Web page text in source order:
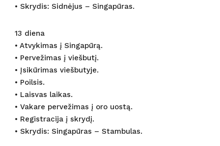
• Skrydis: Sidnėjus – Singapūras.
13 diena
• Atvykimas į Singapūrą.
• Pervežimas į viešbutį.
• Įsikūrimas viešbutyje.
• Poilsis.
• Laisvas laikas.
• Vakare pervežimas į oro uostą.
• Registracija į skrydį.
• Skrydis: Singapūras – Stambulas.